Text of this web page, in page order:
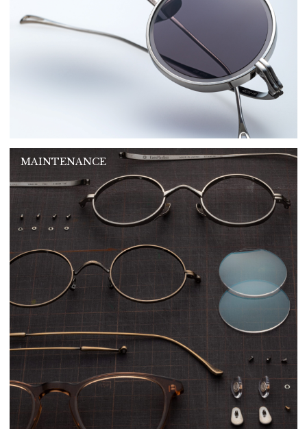
MAINTENANCE